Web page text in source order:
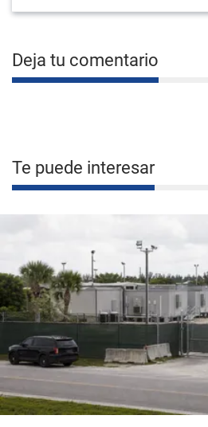
Deja tu comentario
Te puede interesar